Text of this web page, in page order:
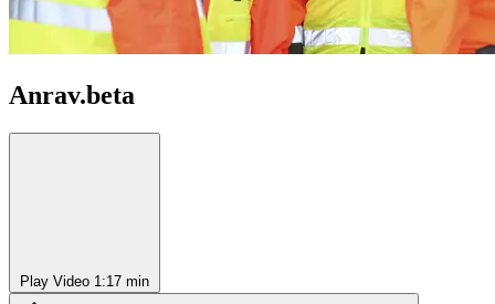
Anrav.beta
Play Video 1:17 min